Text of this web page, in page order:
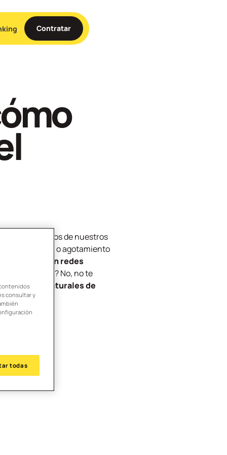
Contratar
acompañados de nuestros
de excesos o agotamiento
tan sonado en redes
es puro humo? No, no te
procesos naturales de
consultar y
todas